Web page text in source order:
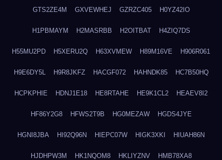
GTS2ZE4M GXVEWHEJ GZRZC405 H0YZ42IO
H1PBMAYM H2MASRBB H2OITBAT H4ZIQ7DS
H55MU2PD H5XERU2Q H63XVMEW H89M16VE H906R061
H9E6DY5L H9R8JKFZ HACGF072 HAHNDK85 HC7B50HQ
HCPKPHIE HDNJ1E18 HE8RTAHE HE9K1CL2 HEAEV8I2
HF86Y2G8 HFWS2T9B HG0MEZAW HGDS4JYE
HGNI8JBA HI92Q96N HIEPC07W HIGK3XKI HIUAH86N
HJDHPW3M HK1NQOM8 HKLIYZNV HMB78XA8